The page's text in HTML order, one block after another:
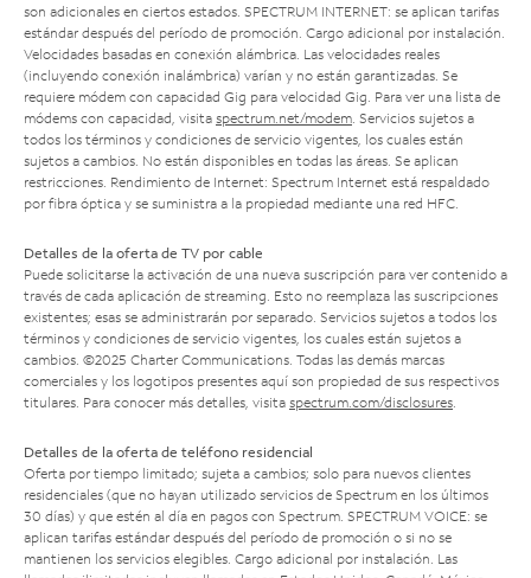
son adicionales en ciertos estados. SPECTRUM INTERNET: se aplican tarifas
estándar después del período de promoción. Cargo adicional por instalación.
Velocidades basadas en conexión alámbrica. Las velocidades reales
(incluyendo conexión inalámbrica) varían y no están garantizadas. Se
requiere módem con capacidad Gig para velocidad Gig. Para ver una lista de
módems con capacidad, visita spectrum.net/modem . Servicios sujetos a
todos los términos y condiciones de servicio vigentes, los cuales están
sujetos a cambios. No están disponibles en todas las áreas. Se aplican
restricciones. Rendimiento de Internet: Spectrum Internet está respaldado
por fibra óptica y se suministra a la propiedad mediante una red HFC.
Detalles de la oferta de TV por cable
Puede solicitarse la activación de una nueva suscripción para ver contenido a
través de cada aplicación de streaming. Esto no reemplaza las suscripciones
existentes; esas se administrarán por separado. Servicios sujetos a todos los
términos y condiciones de servicio vigentes, los cuales están sujetos a
cambios. ©2025 Charter Communications. Todas las demás marcas
comerciales y los logotipos presentes aquí son propiedad de sus respectivos
titulares. Para conocer más detalles, visita spectrum.com/disclosures
Detalles de la oferta de teléfono residencial
Oferta por tiempo limitado; sujeta a cambios; solo para nuevos clientes
residenciales (que no hayan utilizado servicios de Spectrum en los últimos
30 días) y que estén al día en pagos con Spectrum. SPECTRUM VOICE: se
aplican tarifas estándar después del período de promoción o si no se
mantienen los servicios elegibles. Cargo adicional por instalación. Las